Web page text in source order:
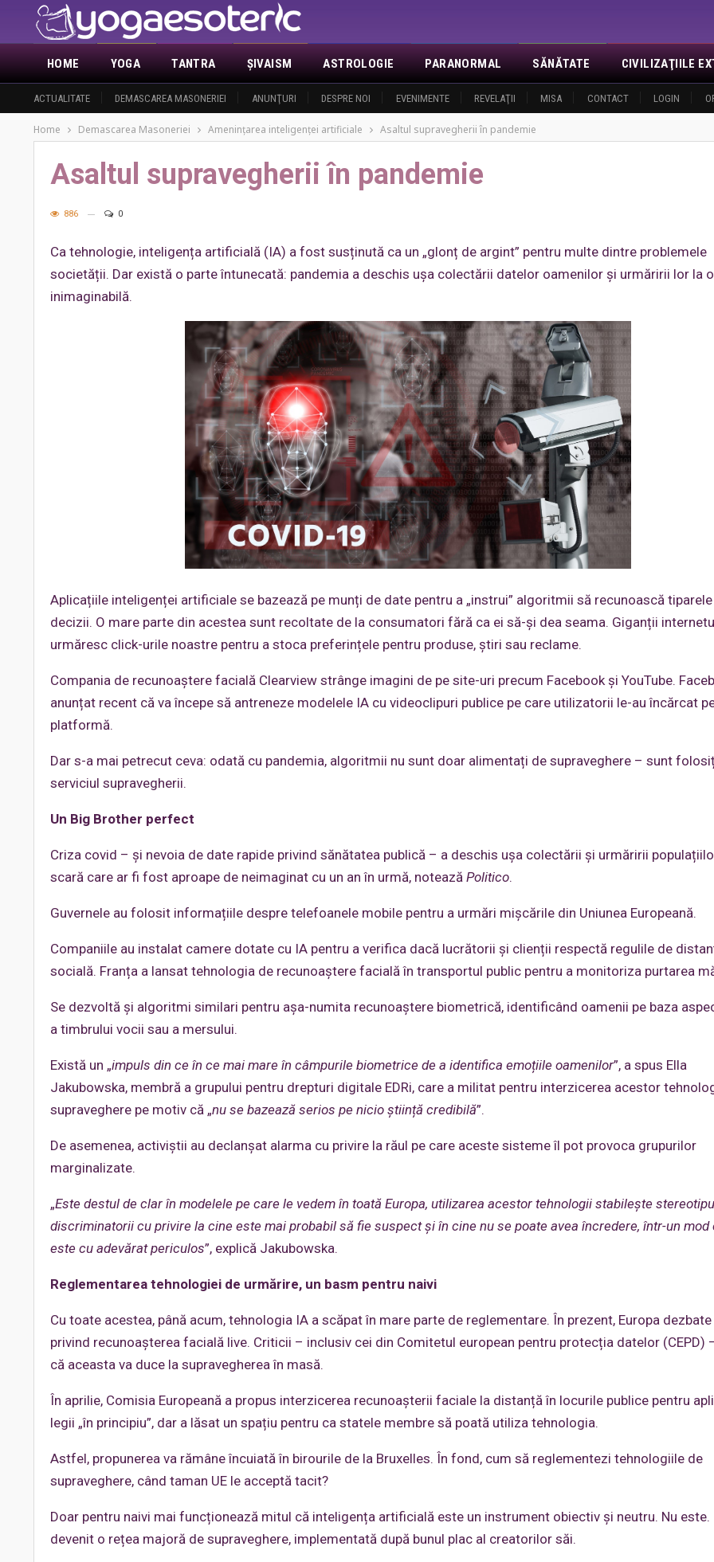
HOME
ACTUALITATE DEMASCAREA MASONERIEI ANUNŢURI DESPRE NOI EVENIMENTE REVELAŢII MISA CONTACT LOGIN
YOGA TANTRA ŞIVAISM ASTROLOGIE PARANORMAL SĂNĂTATE CIVILIZAŢIILE
Home Demascarea Masoneriei Amenințarea inteligenței artificiale Asaltul supravegherii în pandemie
Asaltul supravegherii în pandemie
886 0
Ca tehnologie, inteligența artificială (IA) a fost susținută ca un „glonț de argint” pentru multe dintre problemele
societății. Dar există o parte întunecată: pandemia a deschis ușa colectării datelor oamenilor și urmăririi lor la
inimaginabilă.
Aplicațiile inteligenței artificiale se bazează pe munți de date pentru a „instrui” algoritmii să recunoască
decizii. O mare parte din acestea sunt recoltate de la consumatori fără ca ei să-și dea seama. Giganții
urmăresc click-urile noastre pentru a stoca preferințele pentru produse, știri sau reclame.
Compania de recunoaștere facială Clearview strânge imagini de pe site-uri precum Facebook și YouTube.
anunțat recent că va începe să antreneze modelele IA cu videoclipuri publice pe care utilizatorii le-au încărcat
platformă.
Dar s-a mai petrecut ceva: odată cu pandemia, algoritmii nu sunt doar alimentați de supraveghere – sunt
serviciul supravegherii.
Un Big Brother perfect
Criza covid – și nevoia de date rapide privind sănătatea publică – a deschis ușa colectării și urmăririi
scară care ar fi fost aproape de neimaginat cu un an în urmă, notează Politico.
Guvernele au folosit informațiile despre telefoanele mobile pentru a urmări mișcările din Uniunea Europeană.
Companiile au instalat camere dotate cu IA pentru a verifica dacă lucrătorii și clienții respectă regulile de
socială. Franța a lansat tehnologia de recunoaștere facială în transportul public pentru a monitoriza purtarea
Se dezvoltă și algoritmi similari pentru așa-numita recunoaștere biometrică, identificând oamenii pe baza
a timbrului vocii sau a mersului.
Există un „impuls din ce în ce mai mare în câmpurile biometrice de a identifica emoțiile oamenilor”, a spus Ella
Jakubowska, membră a grupului pentru drepturi digitale EDRi, care a militat pentru interzicerea acestor
supraveghere pe motiv că „nu se bazează serios pe nicio știință credibilă”.
De asemenea, activiștii au declanșat alarma cu privire la răul pe care aceste sisteme îl pot provoca grupurilor
marginalizate.
„Este destul de clar în modelele pe care le vedem în toată Europa, utilizarea acestor tehnologii stabilește
discriminatorii cu privire la cine este mai probabil să fie suspect și în cine nu se poate avea încredere, într-un mod
este cu adevărat periculos”, explică Jakubowska.
Reglementarea tehnologiei de urmărire, un basm pentru naivi
Cu toate acestea, până acum, tehnologia IA a scăpat în mare parte de reglementare. În prezent, Europa
privind recunoașterea facială live. Criticii – inclusiv cei din Comitetul european pentru protecția datelor (CEPD)
că aceasta va duce la supravegherea în masă.
În aprilie, Comisia Europeană a propus interzicerea recunoașterii faciale la distanță în locurile publice pentru
legii „în principiu”, dar a lăsat un spațiu pentru ca statele membre să poată utiliza tehnologia.
Astfel, propunerea va rămâne încuiată în birourile de la Bruxelles. În fond, cum să reglementezi tehnologiile de
supraveghere, când taman UE le acceptă tacit?
Doar pentru naivi mai funcționează mitul că inteligența artificială este un instrument obiectiv și neutru. Nu este.
devenit o rețea majoră de supraveghere, implementată după bunul plac al creatorilor săi.